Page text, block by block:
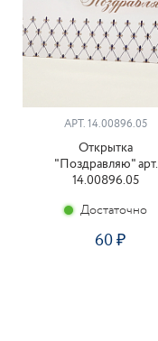
АРТ. 14.00896.05
Открытка
"Поздравляю" арт.
14.00896.05
Достаточно
60